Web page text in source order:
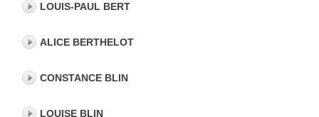
LOUIS-PAUL BERT
ALICE BERTHELOT
CONSTANCE BLIN
LOUISE BLIN